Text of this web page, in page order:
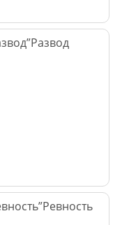
Развод
Ревность